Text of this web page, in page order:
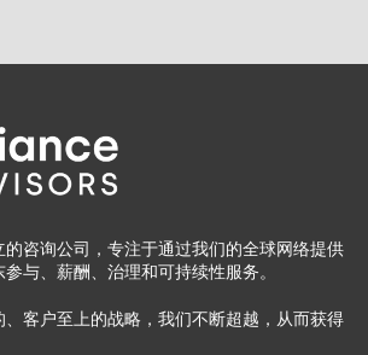
咨询公司，专注于通过我们的全球网络提供
与、薪酬、治理和可持续性服务。
客户至上的战略，我们不断超越，从而获得